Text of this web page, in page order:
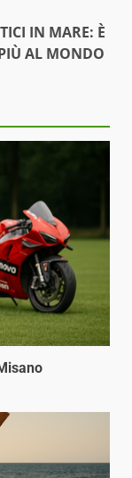
IN MARE: È
AL MONDO